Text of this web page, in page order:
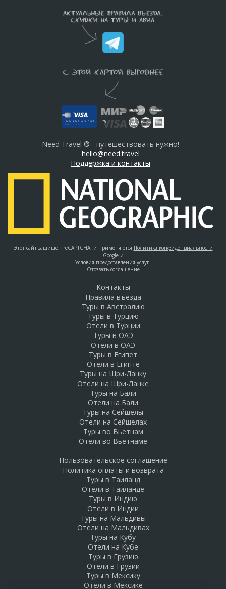
Need Travel ® - путешествовать нужно!
hello@need.travel
Поддержка и контакты
Этот сайт защищен reCAPTCHA, и применяются Политика конфиденциальности
Googleи
Условия предоставления услуг.
Отозвать соглашение
Контакты
Правила въезда
Туры в Австралию
Туры в Турцию
Отели в Турции
Туры в ОАЭ
Отели в ОАЭ
Туры в Египет
Отели в Египте
Туры на Шри-Ланку
Отели на Шри-Ланке
Туры на Бали
Отели на Бали
Туры на Сейшелы
Отели на Сейшелах
Туры во Вьетнам
Отели во Вьетнаме
Пользовательское соглашение
Политика оплаты и возврата
Туры в Таиланд
Отели в Таиланде
Туры в Индию
Отели в Индии
Туры на Мальдивы
Отели на Мальдивах
Туры на Кубу
Отели на Кубе
Туры в Грузию
Отели в Грузии
Туры в Мексику
Отели в Мексике